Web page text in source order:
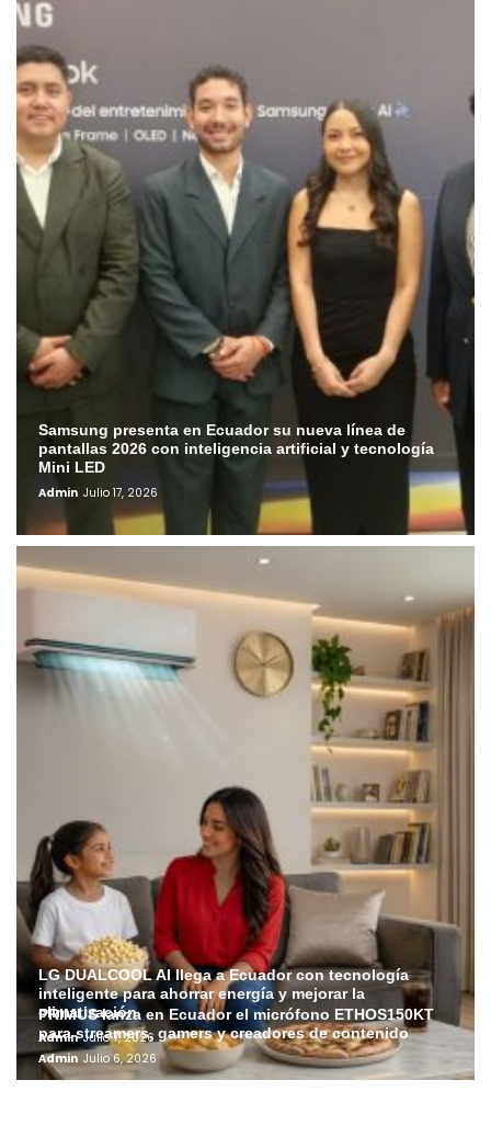
Samsung presenta en Ecuador su nueva línea de
pantallas 2026 con inteligencia artificial y tecnología
Mini LED
Admin Julio 17, 2026
LG DUALCOOL AI llega a Ecuador con tecnología
inteligente para ahorrar energía y mejorar la
climatización
Admin Julio 7, 2026
PRIMUS lanza en Ecuador el micrófono ETHOS150KT
para streamers, gamers y creadores de contenido
Admin Julio 6, 2026